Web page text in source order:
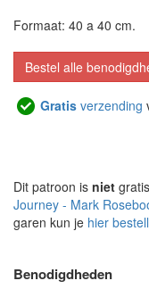
Formaat: 40 a 40 cm.
Bestel alle
Gratis verzending
Dit patroon is niet
Journey - Mark
garen kun je hier
Benodigdheden